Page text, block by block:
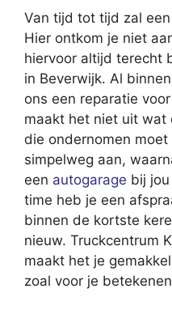
Van tijd tot tijd zal
Hier ontkom je niet
hiervoor altijd terecht
in Beverwijk. Al
ons een reparatie
maakt het niet uit wat
die ondernomen
simpelweg aan,
een autogarage bij
time heb je een
binnen de kortste
nieuw. Truckcentrum
maakt het je
zoal voor je